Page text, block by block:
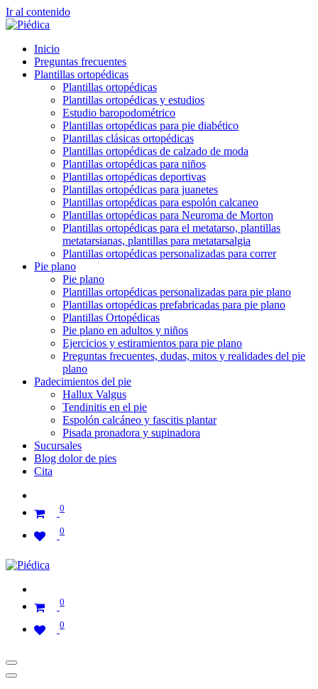
Ir al contenido
Inicio
Preguntas frecuentes
Plantillas ortopédicas
Plantillas ortopédicas
Plantillas ortopédicas y estudios
Estudio baropodométrico
Plantillas ortopédicas para pie diabético
Plantillas clásicas ortopédicas
Plantillas ortopédicas de calzado de moda
Plantillas ortopédicas para niños
Plantillas ortopédicas deportivas
Plantillas ortopédicas para juanetes
Plantillas ortopédicas para espolón calcaneo
Plantillas ortopédicas para Neuroma de Morton
Plantillas ortopédicas para el metatarso, plantillas
metatarsianas, plantillas para metatarsalgia
Plantillas ortopédicas personalizadas para correr
Pie plano
Pie plano
Plantillas ortopédicas personalizadas para pie plano
Plantillas ortopédicas prefabricadas para pie plano
Plantillas Ortopédicas
Pie plano en adultos y niños
Ejercicios y estiramientos para pie plano
Preguntas frecuentes, dudas, mitos y realidades del pie
plano
Padecimientos del pie
Hallux Valgus
Tendinitis en el pie
Espolón calcáneo y fascitis plantar
Pisada pronadora y supinadora
Sucursales
Blog dolor de pies
Cita
0
0
0
0